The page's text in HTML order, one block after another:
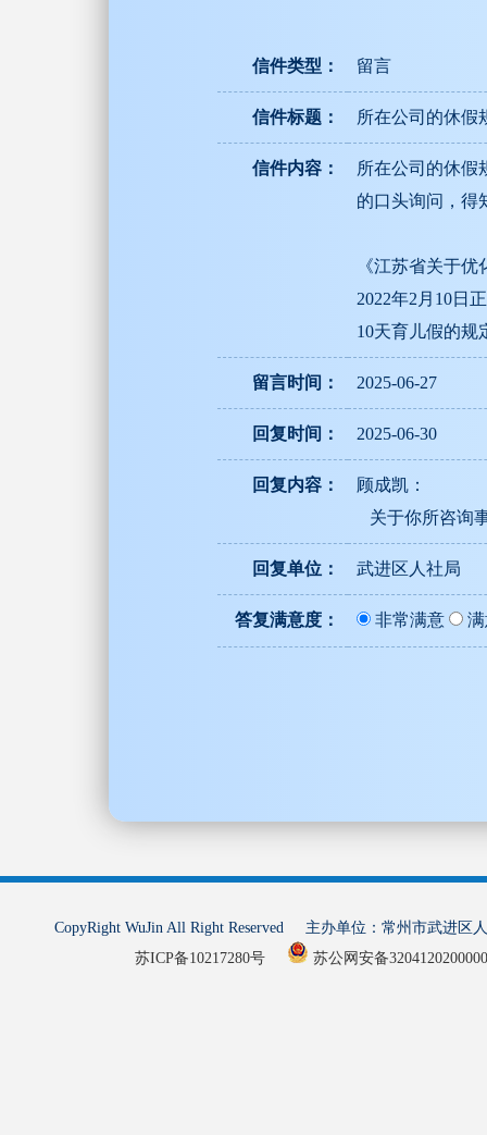
信件类型： 留言
信件标题： 所在公司的休假
信件内容：
所在公司的休假
的口头询问，得
《江苏省关于
2022年2月10日
10天育儿假的规
留言时间： 2025-06-27
回复时间： 2025-06-30
回复内容：
顾成凯：
关于你所咨询
回复单位： 武进区人社局
答复满意度： 非常满意
CopyRight WuJin All Right Reserved 主办单位：常州市武进
苏ICP备10217280号
苏公网安备